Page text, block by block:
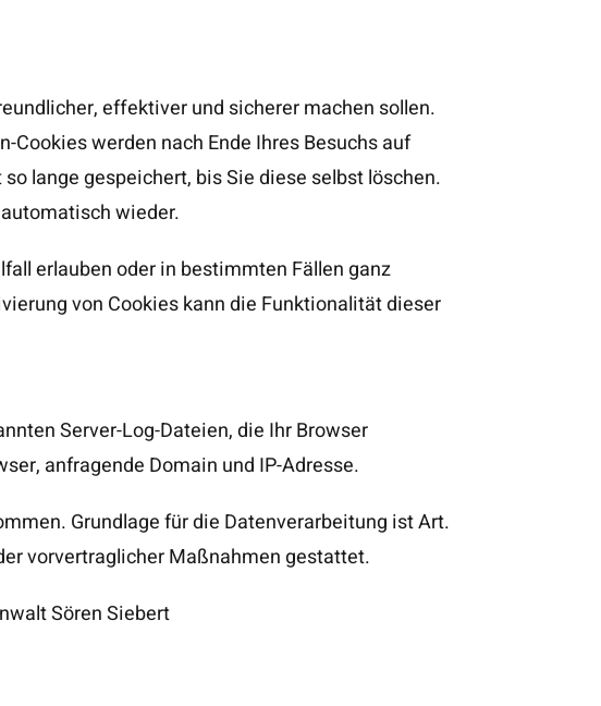
effektiver und sicherer machen sollen.
Cookies werden nach Ende Ihres Besuchs auf
lange gespeichert, bis Sie diese selbst löschen.
wieder.
erlauben oder in bestimmten Fällen ganz
von Cookies kann die Funktionalität dieser
Server-Log-Dateien, die Ihr Browser
anfragende Domain und IP-Adresse.
Grundlage für die Datenverarbeitung ist Art.
vorvertraglicher Maßnahmen gestattet.
Sören Siebert